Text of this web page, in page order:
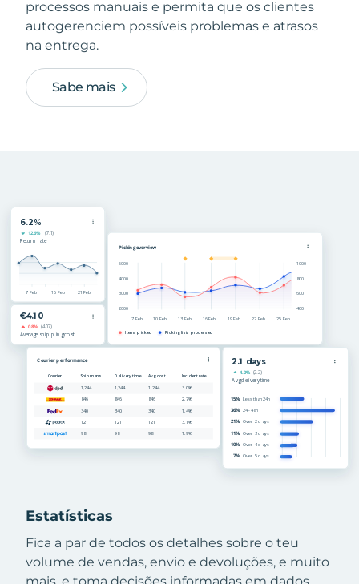
processos manuais e permita que os clientes
autogerenciem possíveis problemas e atrasos
na entrega.
Sabe mais
Estatísticas
Fica a par de todos os detalhes sobre o teu
volume de vendas, envio e devoluções, e muito